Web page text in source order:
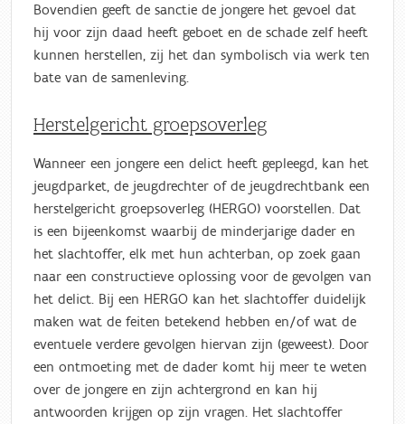
Bovendien geeft de sanctie de jongere het gevoel dat
hij voor zijn daad heeft geboet en de schade zelf heeft
kunnen herstellen, zij het dan symbolisch via werk ten
bate van de samenleving.
Herstelgericht groepsoverleg
Wanneer een jongere een delict heeft gepleegd, kan het
jeugdparket, de jeugdrechter of de jeugdrechtbank een
herstelgericht groepsoverleg (HERGO) voorstellen. Dat
is een bijeenkomst waarbij de minderjarige dader en
het slachtoffer, elk met hun achterban, op zoek gaan
naar een constructieve oplossing voor de gevolgen van
het delict. Bij een HERGO kan het slachtoffer duidelijk
maken wat de feiten betekend hebben en/of wat de
eventuele verdere gevolgen hiervan zijn (geweest). Door
een ontmoeting met de dader komt hij meer te weten
over de jongere en zijn achtergrond en kan hij
antwoorden krijgen op zijn vragen. Het slachtoffer